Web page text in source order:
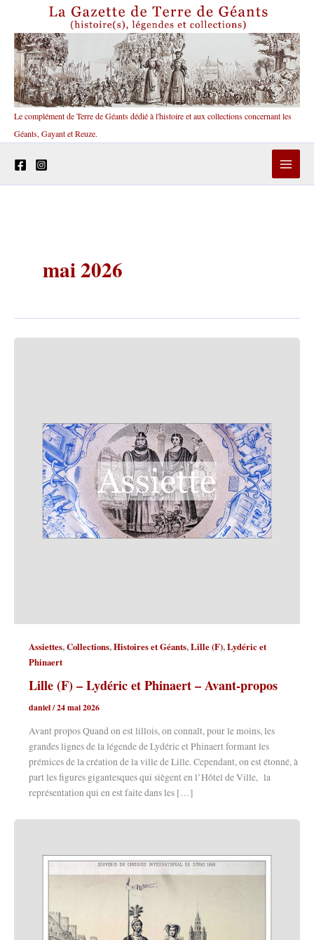
contenu
Le complément de Terre de Géants dédié à l'histoire et aux collections concernant les
Géants, Gayant et Reuze.
mai 2026
Assiettes,Collections,Histoires et Géants,Lille (F),Lydéric et
Phinaert
Lille (F) – Lydéric et Phinaert – Avant-propos
daniel/24 mai 2026
Avant propos Quand on est lillois, on connaît, pour le moins, les
grandes lignes de la légende de Lydéric et Phinaert formant les
prémices de la création de la ville de Lille. Cependant, on est étonné, à
part les figures gigantesques qui siègent en l’Hôtel de Ville, la
représentation qui en est faite dans les […]